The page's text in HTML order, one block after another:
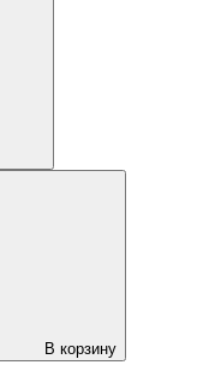
В корзину